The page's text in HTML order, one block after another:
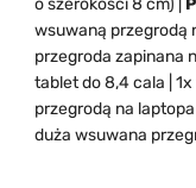
wsuwaną przegrodą
przegroda zapinana
tablet do 8,4 cala |
przegrodą na
duża wsuwana